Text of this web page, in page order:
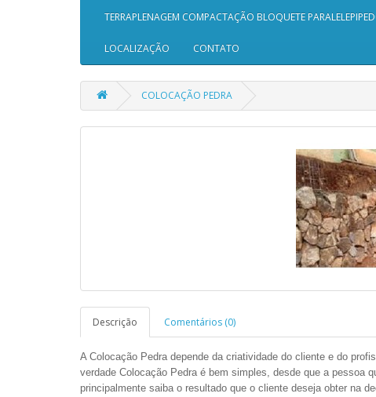
TERRAPLENAGEM COMPACTAÇÃO BLOQUETE
LOCALIZAÇÃO CONTATO
COLOCAÇÃO PEDRA
Descrição Comentários (0)
A Colocação Pedra depende da criatividade do cliente e do
verdade Colocação Pedra é bem simples, desde que a pessoa
principalmente saiba o resultado que o cliente deseja obter na